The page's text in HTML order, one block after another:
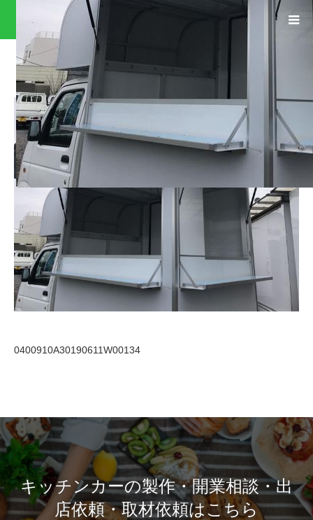
0400910A30190611W00134
0400910A30190611W00134
キッチンカーの製作・開業相談・出
店依頼・取材依頼はこちら